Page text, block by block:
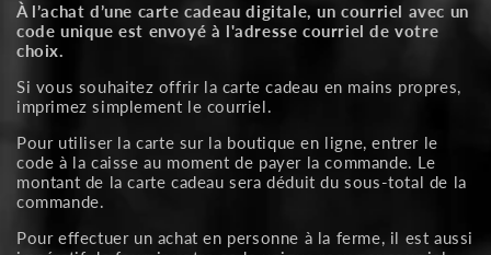
À l’achat d’une carte cadeau digitale, un courriel avec un
code unique est envoyé à l'adresse courriel de votre
choix.
Si vous souhaitez offrir la carte cadeau en mains propres,
imprimez simplement le courriel.
Pour utiliser la carte sur la boutique en ligne, entrer le
code à la caisse au moment de payer la commande. Le
montant de la carte cadeau sera déduit du sous-total de la
commande.
Pour effectuer un achat en personne à la ferme, il est aussi